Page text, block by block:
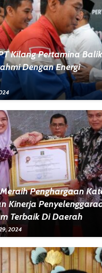
Kilang Pertamina
Dengan Energi
Penghargaan
Kinerja
Terbaik Di Daerah
2024